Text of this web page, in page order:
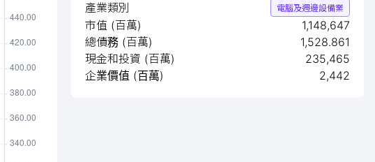
產業類別
電腦及週邊設備業
市值 (百萬)
1,148,647
總債務 (百萬)
1,528.861
現金和投資 (百萬)
235,465
企業價值 (百萬)
2,442